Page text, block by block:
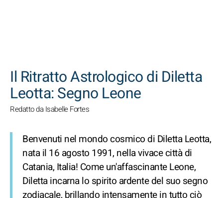
Il Ritratto Astrologico di Diletta
Leotta: Segno Leone
Redatto da Isabelle Fortes
Benvenuti nel mondo cosmico di Diletta Leotta,
nata il 16 agosto 1991, nella vivace città di
Catania, Italia! Come un'affascinante Leone,
Diletta incarna lo spirito ardente del suo segno
zodiacale, brillando intensamente in tutto ciò